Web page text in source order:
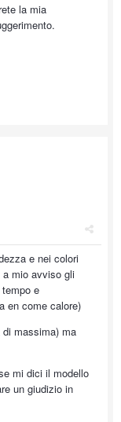
la mia
e nei colori
mio avviso gli
e
en come calore)
di massima) ma
mi dici il modello
un giudizio in